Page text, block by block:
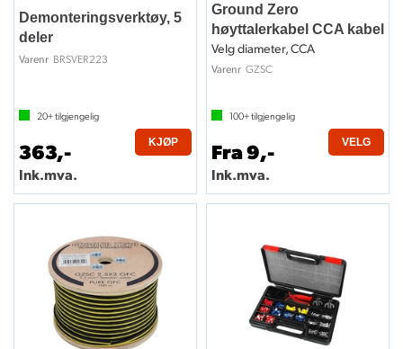
Demonteringsverktøy, 5
deler
Varenr BRSVER223
20+tilgjengelig
363,-
Ink.mva.
KJØP
Ground Zero
høyttalerkabel CCA kabel
Velg diameter, CCA
Varenr GZSC
100+tilgjengelig
Fra 9,-
Ink.mva.
VELG